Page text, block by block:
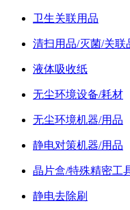
卫生关联用品
清扫用品/灭菌/关联
液体吸收纸
无尘环境设备/耗材
无尘环境机器/用品
静电对策机器/用品
晶片盒/特殊精密工
静电去除刷